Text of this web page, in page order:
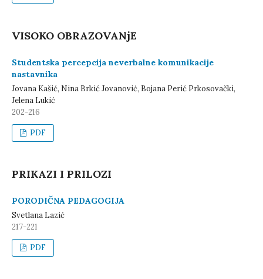
VISOKO OBRAZOVANјE
Studentska percepcija neverbalne komunikacije
nastavnika
Jovana Kašić, Nina Brkić Jovanović, Bojana Perić Prkosovački,
Jelena Lukić
202-216
PDF
PRIKAZI I PRILOZI
PORODIČNA PEDAGOGIJA
Svetlana Lazić
217-221
PDF